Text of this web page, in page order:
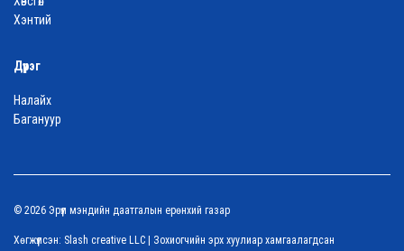
Хэнтий
Дүүрэг
Налайх
Багануур
© 2026 Эрүүл мэндийн даатгалын ерөнхий газар
Хөгжүүлсэн: Slash creative LLC | Зохиогчийн эрх хуулиар хамгаалагдсан